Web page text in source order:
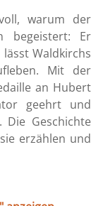
warum der
begeistert: Er
Waldkirchs
Mit der
an Hubert
geehrt und
Die Geschichte
erzählen und